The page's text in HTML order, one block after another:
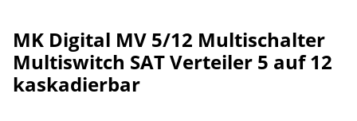
MK Digital MV 5/12 Multischalter
Multiswitch SAT Verteiler 5 auf 12
kaskadierbar